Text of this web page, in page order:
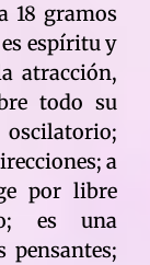
18 gramos
espíritu y
atracción,
todo su
a
por libre
es una
pensantes;